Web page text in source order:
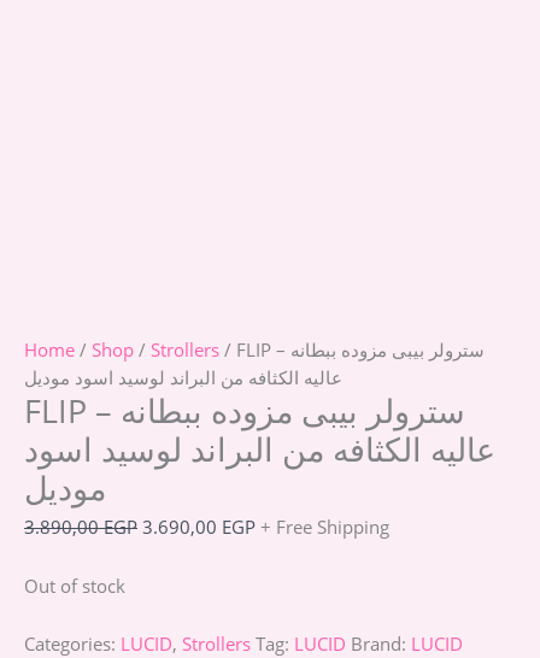
Home / Shop / Strollers / FLIP – سترولر بيبى مزوده ببطانه
عاليه الكثافه من البراند لوسيد اسود موديل
FLIP – سترولر بيبى مزوده ببطانه
عاليه الكثافه من البراند لوسيد اسود
موديل
3.890,00EGP 3.690,00 EGP + Free Shipping
Out of stock
Categories: LUCID, Strollers Tag: LUCID Brand: LUCID